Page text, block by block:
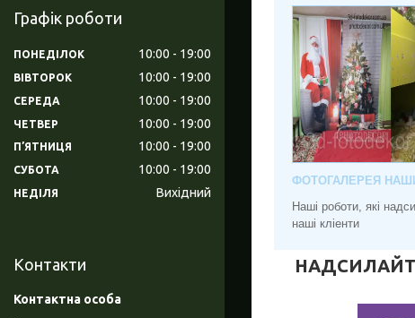
ФОТОГАЛЕРЕЯ
Наші роботи, які
наші кліенти
Графік роботи
ПОНЕДІЛОК 10:00 19:00
ВІВТОРОК 10:00 19:00
СЕРЕДА 10:00 19:00
ЧЕТВЕР 10:00 19:00
ПʼЯТНИЦЯ 10:00 19:00
СУБОТА 10:00 19:00
НЕДІЛЯ Вихідний
Контакти